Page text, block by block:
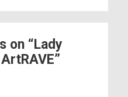
on “Lady